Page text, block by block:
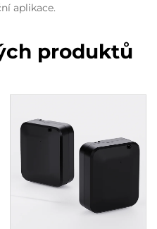
aplikace.
produktů